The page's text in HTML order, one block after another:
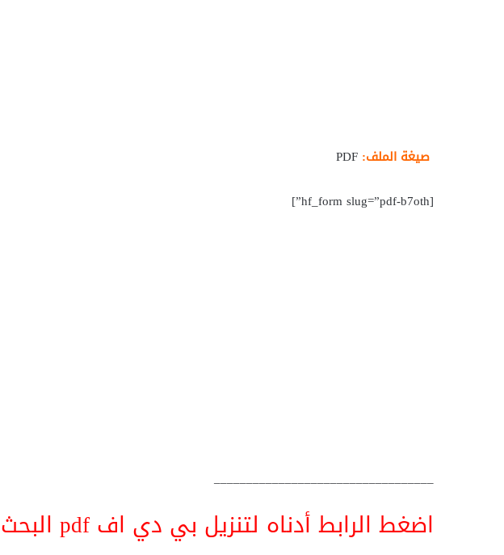
صيغة الملف:
[hf_form slug=”pdf-b7oth”]
__________________________________
اضغط الرابط أدناه لتنزيل بي دي اف pdf البحث كامل ومنسق جاهز